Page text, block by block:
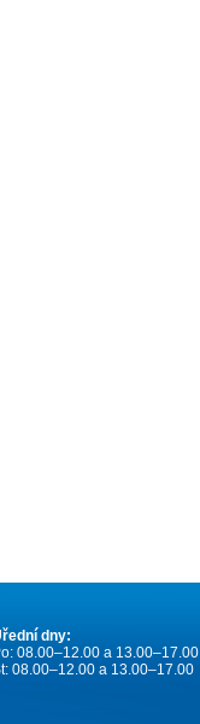
dny:
08.00–12.00 a 13.00–17.00
08.00–12.00 a 13.00–17.00